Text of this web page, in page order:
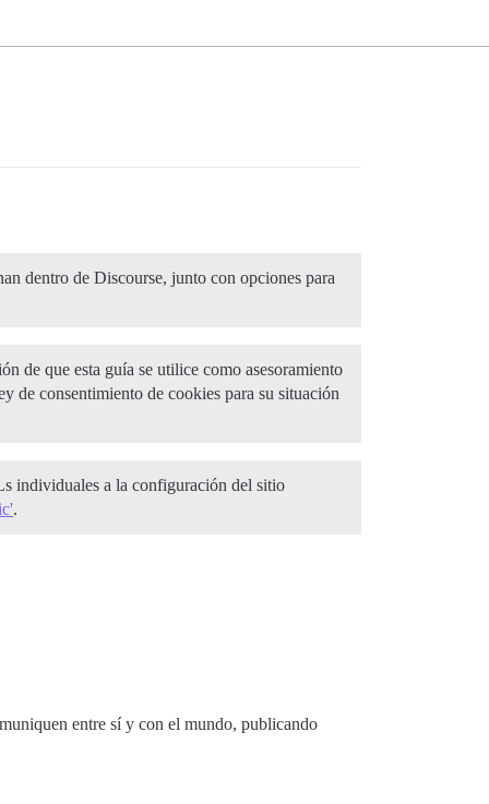
dentro de Discourse, junto con opciones para
de que esta guía se utilice como asesoramiento
de consentimiento de cookies para su situación
individuales a la configuración del sitio
.
entre sí y con el mundo, publicando